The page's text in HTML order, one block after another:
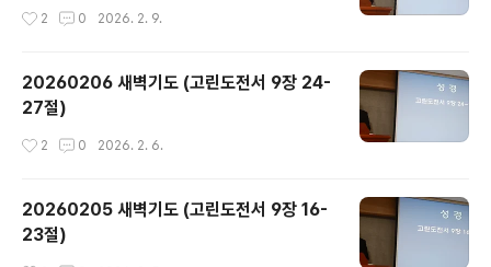
2 0 2026. 2. 9.
20260206 새벽기도 (고린도전서 9장 24-
27절)
2 0 2026. 2. 6.
20260205 새벽기도 (고린도전서 9장 16-
23절)